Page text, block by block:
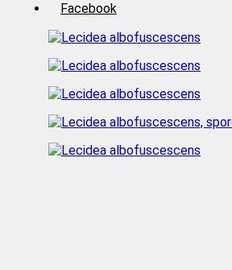
Facebook